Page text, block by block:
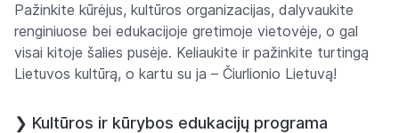
Pažinkite kūrėjus, kultūros organizacijas, dalyvaukite
renginiuose bei edukacijoje gretimoje vietovėje, o gal
visai kitoje šalies pusėje. Keliaukite ir pažinkite turtingą
Lietuvos kultūrą, o kartu su ja – Čiurlionio Lietuvą!
❯ Kultūros ir kūrybos edukacijų programa